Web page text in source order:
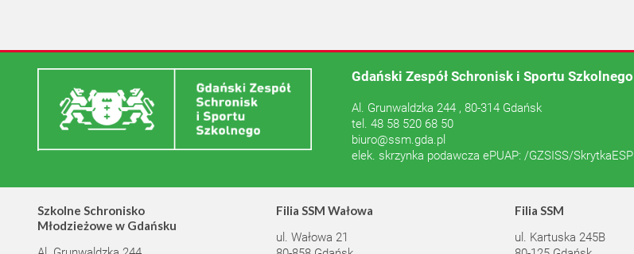
Gdański Zespół Schronisk i Sportu Szkolnego
Al. Grunwaldzka 244 , 80-314 Gdańsk
tel. 48 58 520 68 50
biuro@ssm.gda.pl
elek. skrzynka podawcza ePUAP: /GZSISS/SkrytkaESP
Szkolne Schronisko
Młodzieżowe w Gdańsku
Filia SSM Wałowa
ul. Wałowa 21
Filia SSM
ul. Kartuska 245B